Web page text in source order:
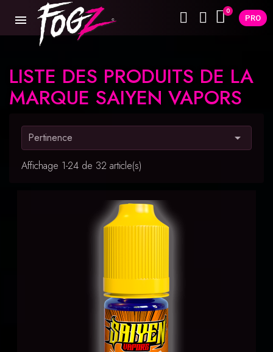
PRO
LISTE DES PRODUITS DE LA
MARQUE SAIYEN VAPORS
Pertinence 
Affichage 1-24 de 32 article(s)